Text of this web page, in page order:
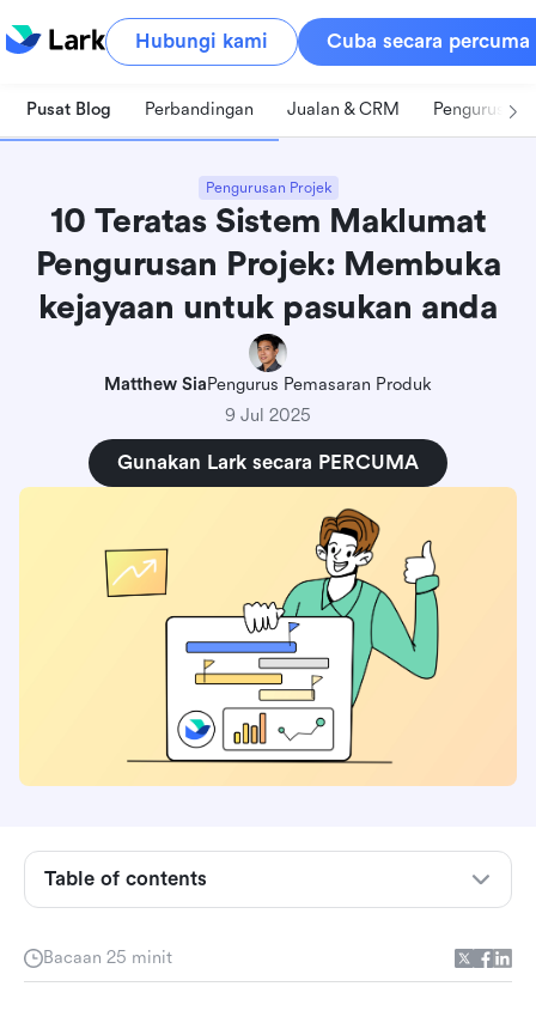
Hubungi kami Cuba secara percuma
Pusat Blog Perbandingan Jualan & CRM Pengurusan
Pengurusan Projek
10 Teratas Sistem Maklumat
Pengurusan Projek: Membuka
kejayaan untuk pasukan anda
Matthew SiaPengurus Pemasaran Produk
9 Jul 2025
Gunakan Lark secara PERCUMA
Bacaan 25 minit
Table of contents
Apakah sistem maklumat pengurusan projek?
Pengurusan Projek